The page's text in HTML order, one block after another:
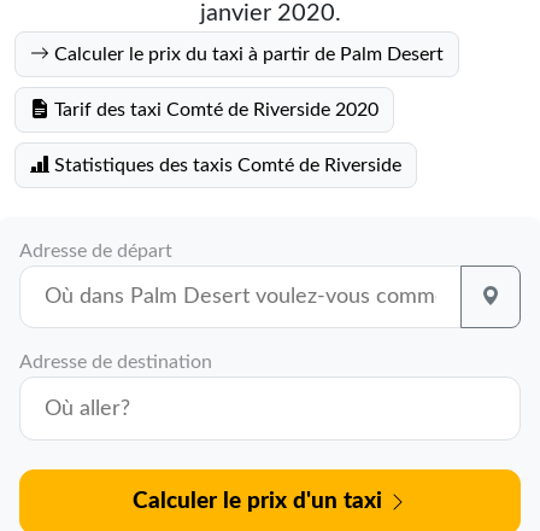
janvier 2020.
Calculer le prix du taxi à partir de Palm Desert
Tarif des taxi Comté de Riverside 2020
Statistiques des taxis Comté de Riverside
Adresse de départ
Adresse de destination
Calculer le prix d'un taxi